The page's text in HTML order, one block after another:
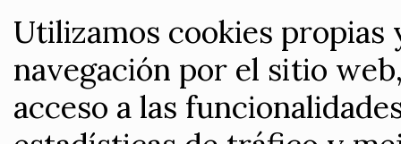
Utilizamos cookies
navegación por el sitio
acceso a las